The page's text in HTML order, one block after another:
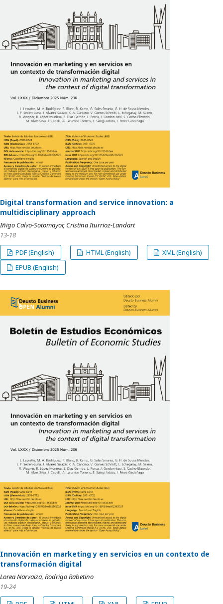
Digital transformation and service innovation: a
multidisciplinary approach
Iñigo Calvo-Sotomayor, Cristina Iturrioz-Landart
13-18
PDF (English)
HTML (English)
XML (English)
EPUB (English)
Innovación en marketing y en servicios en un contexto de
transformación digital
Lorea Narvaiza, Rodrigo Rabetino
19-24